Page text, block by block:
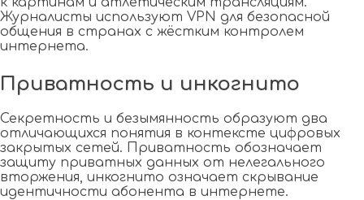
Журналисты используют VPN для безопасной
общения в странах с жёстким контролем
интернета.
Приватность и инкогнито
Секретность и безымянность образуют два
отличающихся понятия в контексте цифровых
закрытых сетей. Приватность обозначает
защиту приватных данных от нелегального
вторжения, инкогнито означает скрывание
идентичности абонента в интернете.